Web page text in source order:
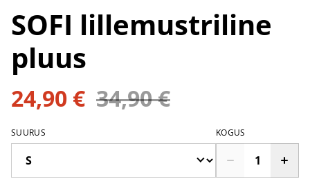
SOFI lillemustriline
pluus
24,90 € 34,90 €
SUURUS KOGUS